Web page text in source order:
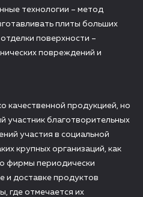
технологии – метод
плиты больших
поверхности –
повреждений и
качественной продукцией, но
участник благотворительных
участия в социальной
крупных организаций, как
фирмы периодически
и доставке продуктов
где отмечается их